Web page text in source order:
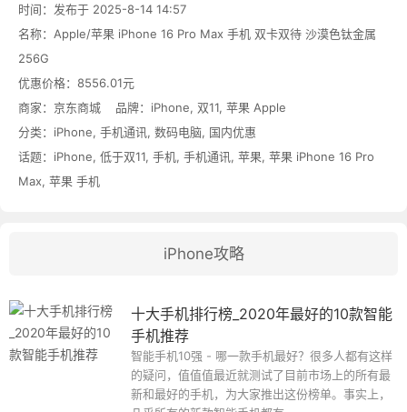
时间：发布于 2025-8-14 14:57
名称： Apple/苹果 iPhone 16 Pro Max 手机 双卡双待 沙漠色钛金属
256G
优惠价格： 8556.01元
商家： 京东商城 品牌： iPhone, 双11, 苹果 Apple
分类： iPhone, 手机通讯, 数码电脑, 国内优惠
话题： iPhone, 低于双11, 手机, 手机通讯, 苹果, 苹果 iPhone 16 Pro
Max, 苹果 手机
iPhone攻略
十大手机排行榜_2020年最好的10款智能
手机推荐
智能手机10强 - 哪一款手机最好？很多人都有这样
的疑问，值值值最近就测试了目前市场上的所有最
新和最好的手机，为大家推出这份榜单。事实上，